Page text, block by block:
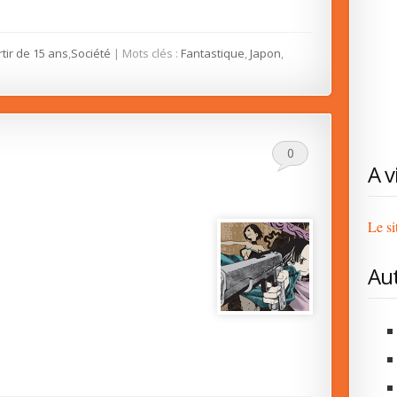
de 15 ans,Société | Mots clés : Fantastique, Japon,
0
A
Le